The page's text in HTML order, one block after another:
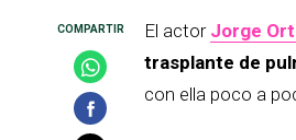
El actor Jorge
trasplante de
con ella poco a